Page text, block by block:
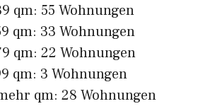
qm: 55 Wohnungen
qm: 33 Wohnungen
qm: 22 Wohnungen
qm: 3 Wohnungen
qm: 28 Wohnungen